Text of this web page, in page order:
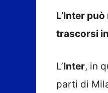
L’Inter
trascorsi
L’Inter, in
parti di